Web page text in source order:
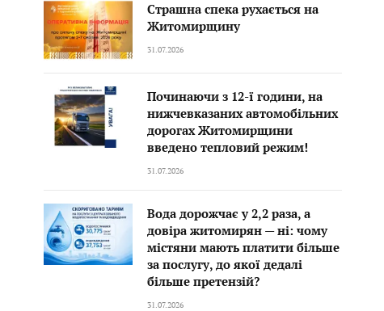
Страшна спека рухається на
Житомирщину
31.07.2026
Починаючи з 12-ї години, на
нижчевказаних автомобільних
дорогах Житомирщини
введено тепловий режим!
31.07.2026
Вода дорожчає у 2,2 раза, а
довіра житомирян — ні: чому
містяни мають платити більше
за послугу, до якої дедалі
більше претензій?
31.07.2026